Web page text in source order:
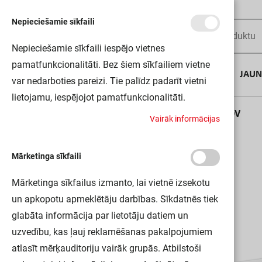
LN COMP BATTEN 1200 20W/4000K LEDV
Nepieciešamie sīkfaili
Nepieciešamie sīkfaili iespējo vietnes
pamatfunkcionalitāti. Bez šiem sīkfailiem vietne
var nedarboties pareizi. Tie palīdz padarīt vietni
lietojamu, iespējojot pamatfunkcionalitāti.
Vairāk informācijas
Mārketinga sīkfaili
Mārketinga sīkfailus izmanto, lai vietnē izsekotu
un apkopotu apmeklētāju darbības. Sīkdatnēs tiek
glabāta informācija par lietotāju datiem un
uzvedību, kas ļauj reklamēšanas pakalpojumiem
atlasīt mērķauditoriju vairāk grupās. Atbilstoši